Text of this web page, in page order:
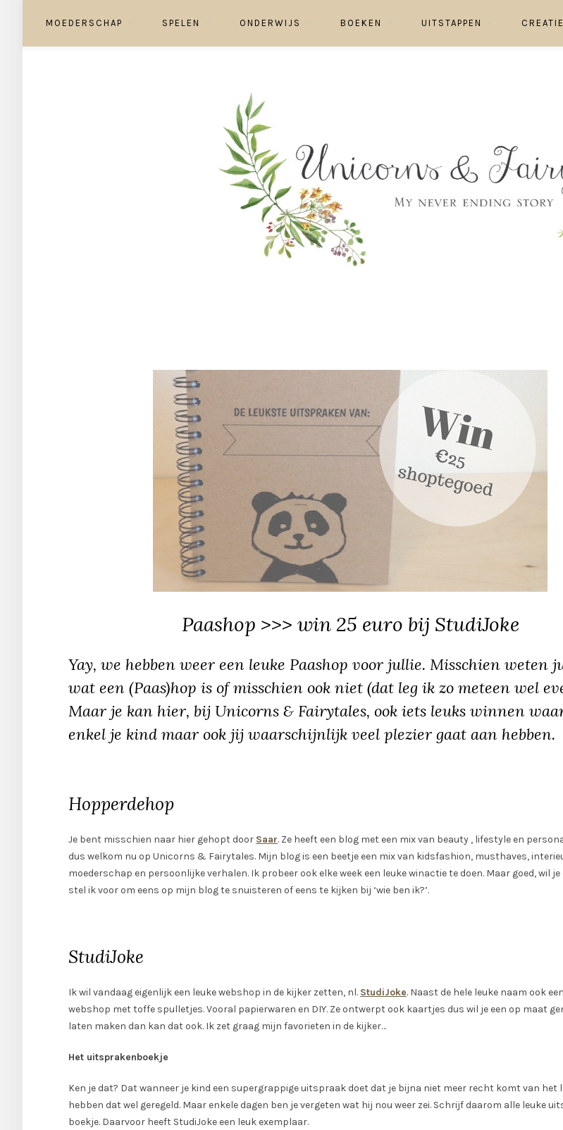
MOEDERSCHAP SPELEN ONDERWIJS BOEKEN UITSTAPPEN
Paashop >>> win 25 euro bij StudiJoke
Yay, we hebben weer een leuke Paashop voor jullie. Misschien weten
wat een (Paas)hop is of misschien ook niet (dat leg ik zo meteen wel
Maar je kan hier, bij Unicorns & Fairytales, ook iets leuks winnen
enkel je kind maar ook jij waarschijnlijk veel plezier gaat aan hebben.
Hopperdehop
Je bent misschien naar hier gehopt door Saar. Ze heeft een blog met een mix van beauty , lifestyle en
dus welkom nu op Unicorns & Fairytales. Mijn blog is een beetje een mix van kidsfashion, musthaves,
moederschap en persoonlijke verhalen. Ik probeer ook elke week een leuke winactie te doen. Maar goed, wil je
stel ik voor om eens op mijn blog te snuisteren of eens te kijken bij ‘wie ben ik?’.
StudiJoke
Ik wil vandaag eigenlijk een leuke webshop in de kijker zetten, nl. StudiJoke. Naast de hele leuke naam ook
webshop met toffe spulletjes. Vooral papierwaren en DIY. Ze ontwerpt ook kaartjes dus wil je een op maat
laten maken dan kan dat ook. Ik zet graag mijn favorieten in de kijker…
Het uitsprakenboekje
Ken je dat? Dat wanneer je kind een supergrappige uitspraak doet dat je bijna niet meer recht komt van het
hebben dat wel geregeld. Maar enkele dagen ben je vergeten wat hij nou weer zei. Schrijf daarom alle leuke
boekje. Daarvoor heeft StudiJoke een leuk exemplaar.